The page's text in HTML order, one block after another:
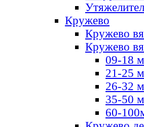
Кружево
Кружево
Кружево
09-18
21-25
26-32
35-50
60-